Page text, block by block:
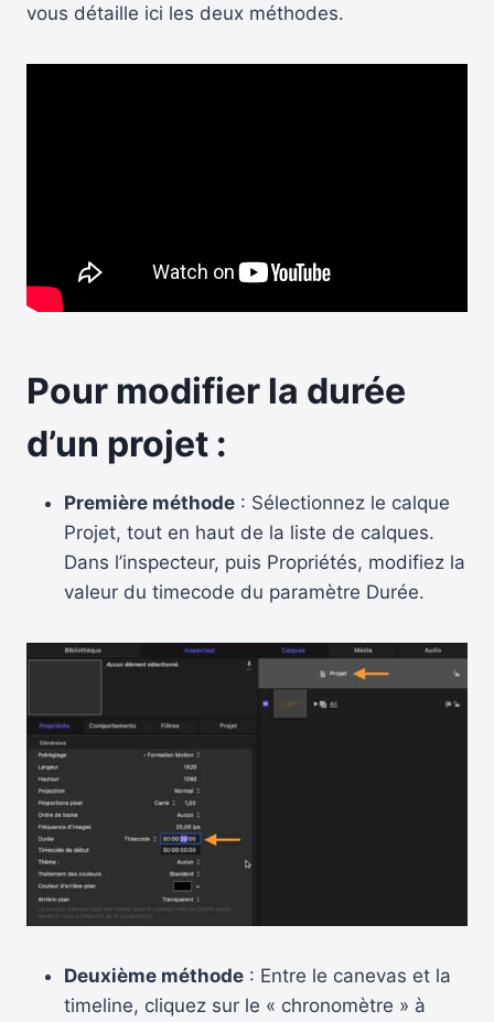
vous détaille ici les deux méthodes.
Pour modifier la durée
d’un projet :
Première méthode : Sélectionnez le calque
Projet, tout en haut de la liste de calques.
Dans l’inspecteur, puis Propriétés, modifiez la
valeur du timecode du paramètre Durée.
Deuxième méthode : Entre le canevas et la
timeline, cliquez sur le « chronomètre » à